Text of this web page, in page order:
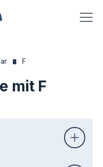
F
mit F